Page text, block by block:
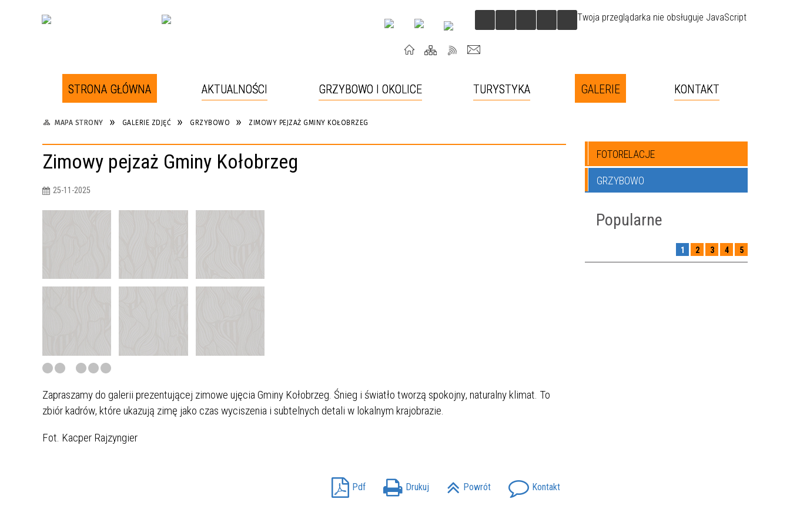
Twoja przeglądarka nie obsługuje JavaScript
STRONA GŁÓWNA AKTUALNOŚCI GRZYBOWO I OKOLICE
W POBLIŻU
RYS HISTORYCZNY
WIDOK Z KAMERY NA PLAŻY W
GRZYBOWIE
TURYSTYKA
INFORMATOR
ATRAKCJE TURYSTYCZNE W
GRZYBOWIE I OKOLICACH
GALERIE KONTAKT
MAPA STRONY GALERIE ZDJĘĆ GRZYBOWO ZIMOWY PEJZAŻ GMINY KOŁOBRZEG
Zimowy pejzaż Gminy Kołobrzeg
25-11-2025
Zapraszamy do galerii prezentującej zimowe ujęcia Gminy Kołobrzeg. Śnieg i światło tworzą spokojny, naturalny klimat. To
zbiór kadrów, które ukazują zimę jako czas wyciszenia i subtelnych detali w lokalnym krajobrazie.
Fot. Kacper Rajzyngier
Pdf Drukuj Powrót Kontakt
FOTORELACJE
GRZYBOWO
Popularne
1 2 3 4 5